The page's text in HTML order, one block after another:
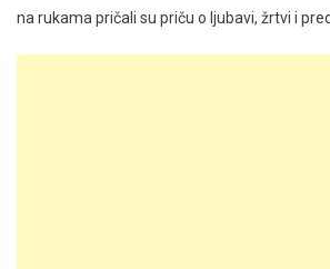
na rukama pričali su priču o ljubavi, žrtvi i